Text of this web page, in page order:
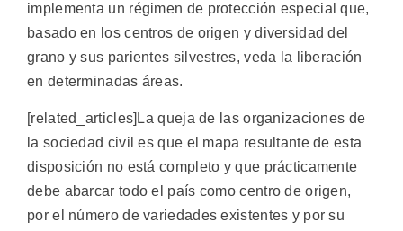
implementa un régimen de protección especial que,
basado en los centros de origen y diversidad del
grano y sus parientes silvestres, veda la liberación
en determinadas áreas.
[related_articles]La queja de las organizaciones de
la sociedad civil es que el mapa resultante de esta
disposición no está completo y que prácticamente
debe abarcar todo el paí­s como centro de origen,
por el número de variedades existentes y por su